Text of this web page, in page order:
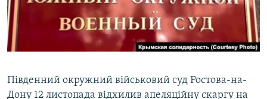
СВІДЧЕННЯ ОКУПАЦІЇ
УКРАЇНСЬКА ПРОБЛЕМА КРИМУ
Qırımtatar
ДОЛУЧАЙСЯ!
Південний окружний військовий суд Ростова-на-
Дону 12 листопада відхилив апеляційну скаргу на